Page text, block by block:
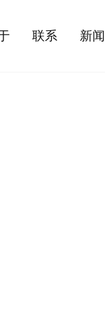
联系 新闻